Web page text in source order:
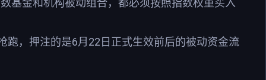
基金和机构被动组合，都必须按照指数权重买入
跑，押注的是6月22日正式生效前后的被动资金流